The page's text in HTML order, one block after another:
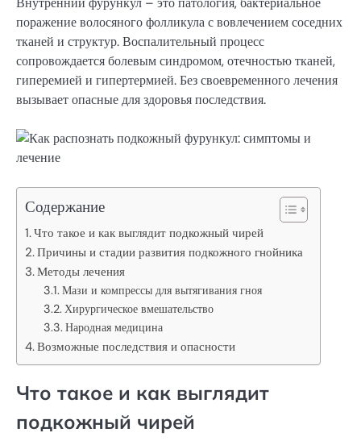
поражение волосяного фолликула с вовлечением соседних
тканей и структур. Воспалительный процесс
сопровождается болевым синдромом, отечностью тканей,
гиперемией и гипертермией. Без своевременного лечения
вызывает опасные для здоровья последствия.
Содержание
Что такое и как выглядит подкожный чирей
Причины и стадии развития подкожного гнойника
Методы лечения
Мази и компрессы для вытягивания гноя
Хирургическое вмешательство
Народная медицина
Возможные последствия и опасности
Что такое и как выглядит
подкожный чирей